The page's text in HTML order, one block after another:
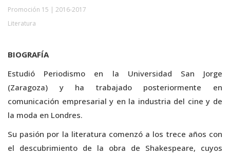
Promoción 15 | 2016-2017
Literatura
BIOGRAFÍA
Estudió Periodismo en la Universidad San Jorge
(Zaragoza) y ha trabajado posteriormente en
comunicación empresarial y en la industria del cine y de
la moda en Londres.
Su pasión por la literatura comenzó a los trece años con
el descubrimiento de la obra de Shakespeare, cuyos